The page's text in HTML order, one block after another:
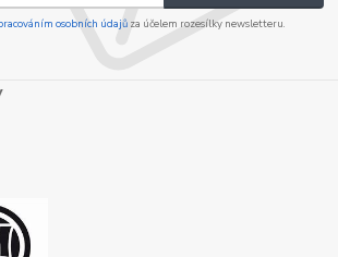
osobních údajůza účelem rozesílky newsletteru.